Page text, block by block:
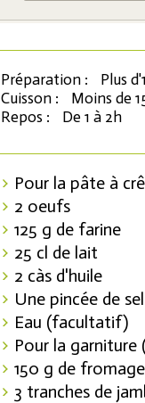
Préparation :
Plus
Cuisson :
Moins de
Repos :
De 1 à 2h
Pour la pâte à
2 oeufs
125 g de farine
25 cl de lait
2 càs d'huile
Une pincée de sel
Eau (facultatif)
Pour la garniture
150 g de
3 tranches de
Coupons de réduction
Saveurs de l'Année